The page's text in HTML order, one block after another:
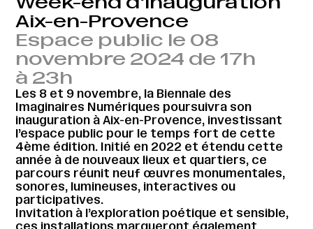
Aix-en-Provence
Espace public le 08
novembre 2024 de 17h
à 23h
Les 8 et 9 novembre, la Biennale des
Imaginaires Numériques poursuivra son
inauguration à Aix-en-Provence, investissant
l’espace public pour le temps fort de cette
4ème édition. Initié en 2022 et étendu cette
année à de nouveaux lieux et quartiers, ce
parcours réunit neuf œuvres monumentales,
sonores, lumineuses, interactives ou
participatives.
Invitation à l’exploration poétique et sensible,
ces installations marqueront également